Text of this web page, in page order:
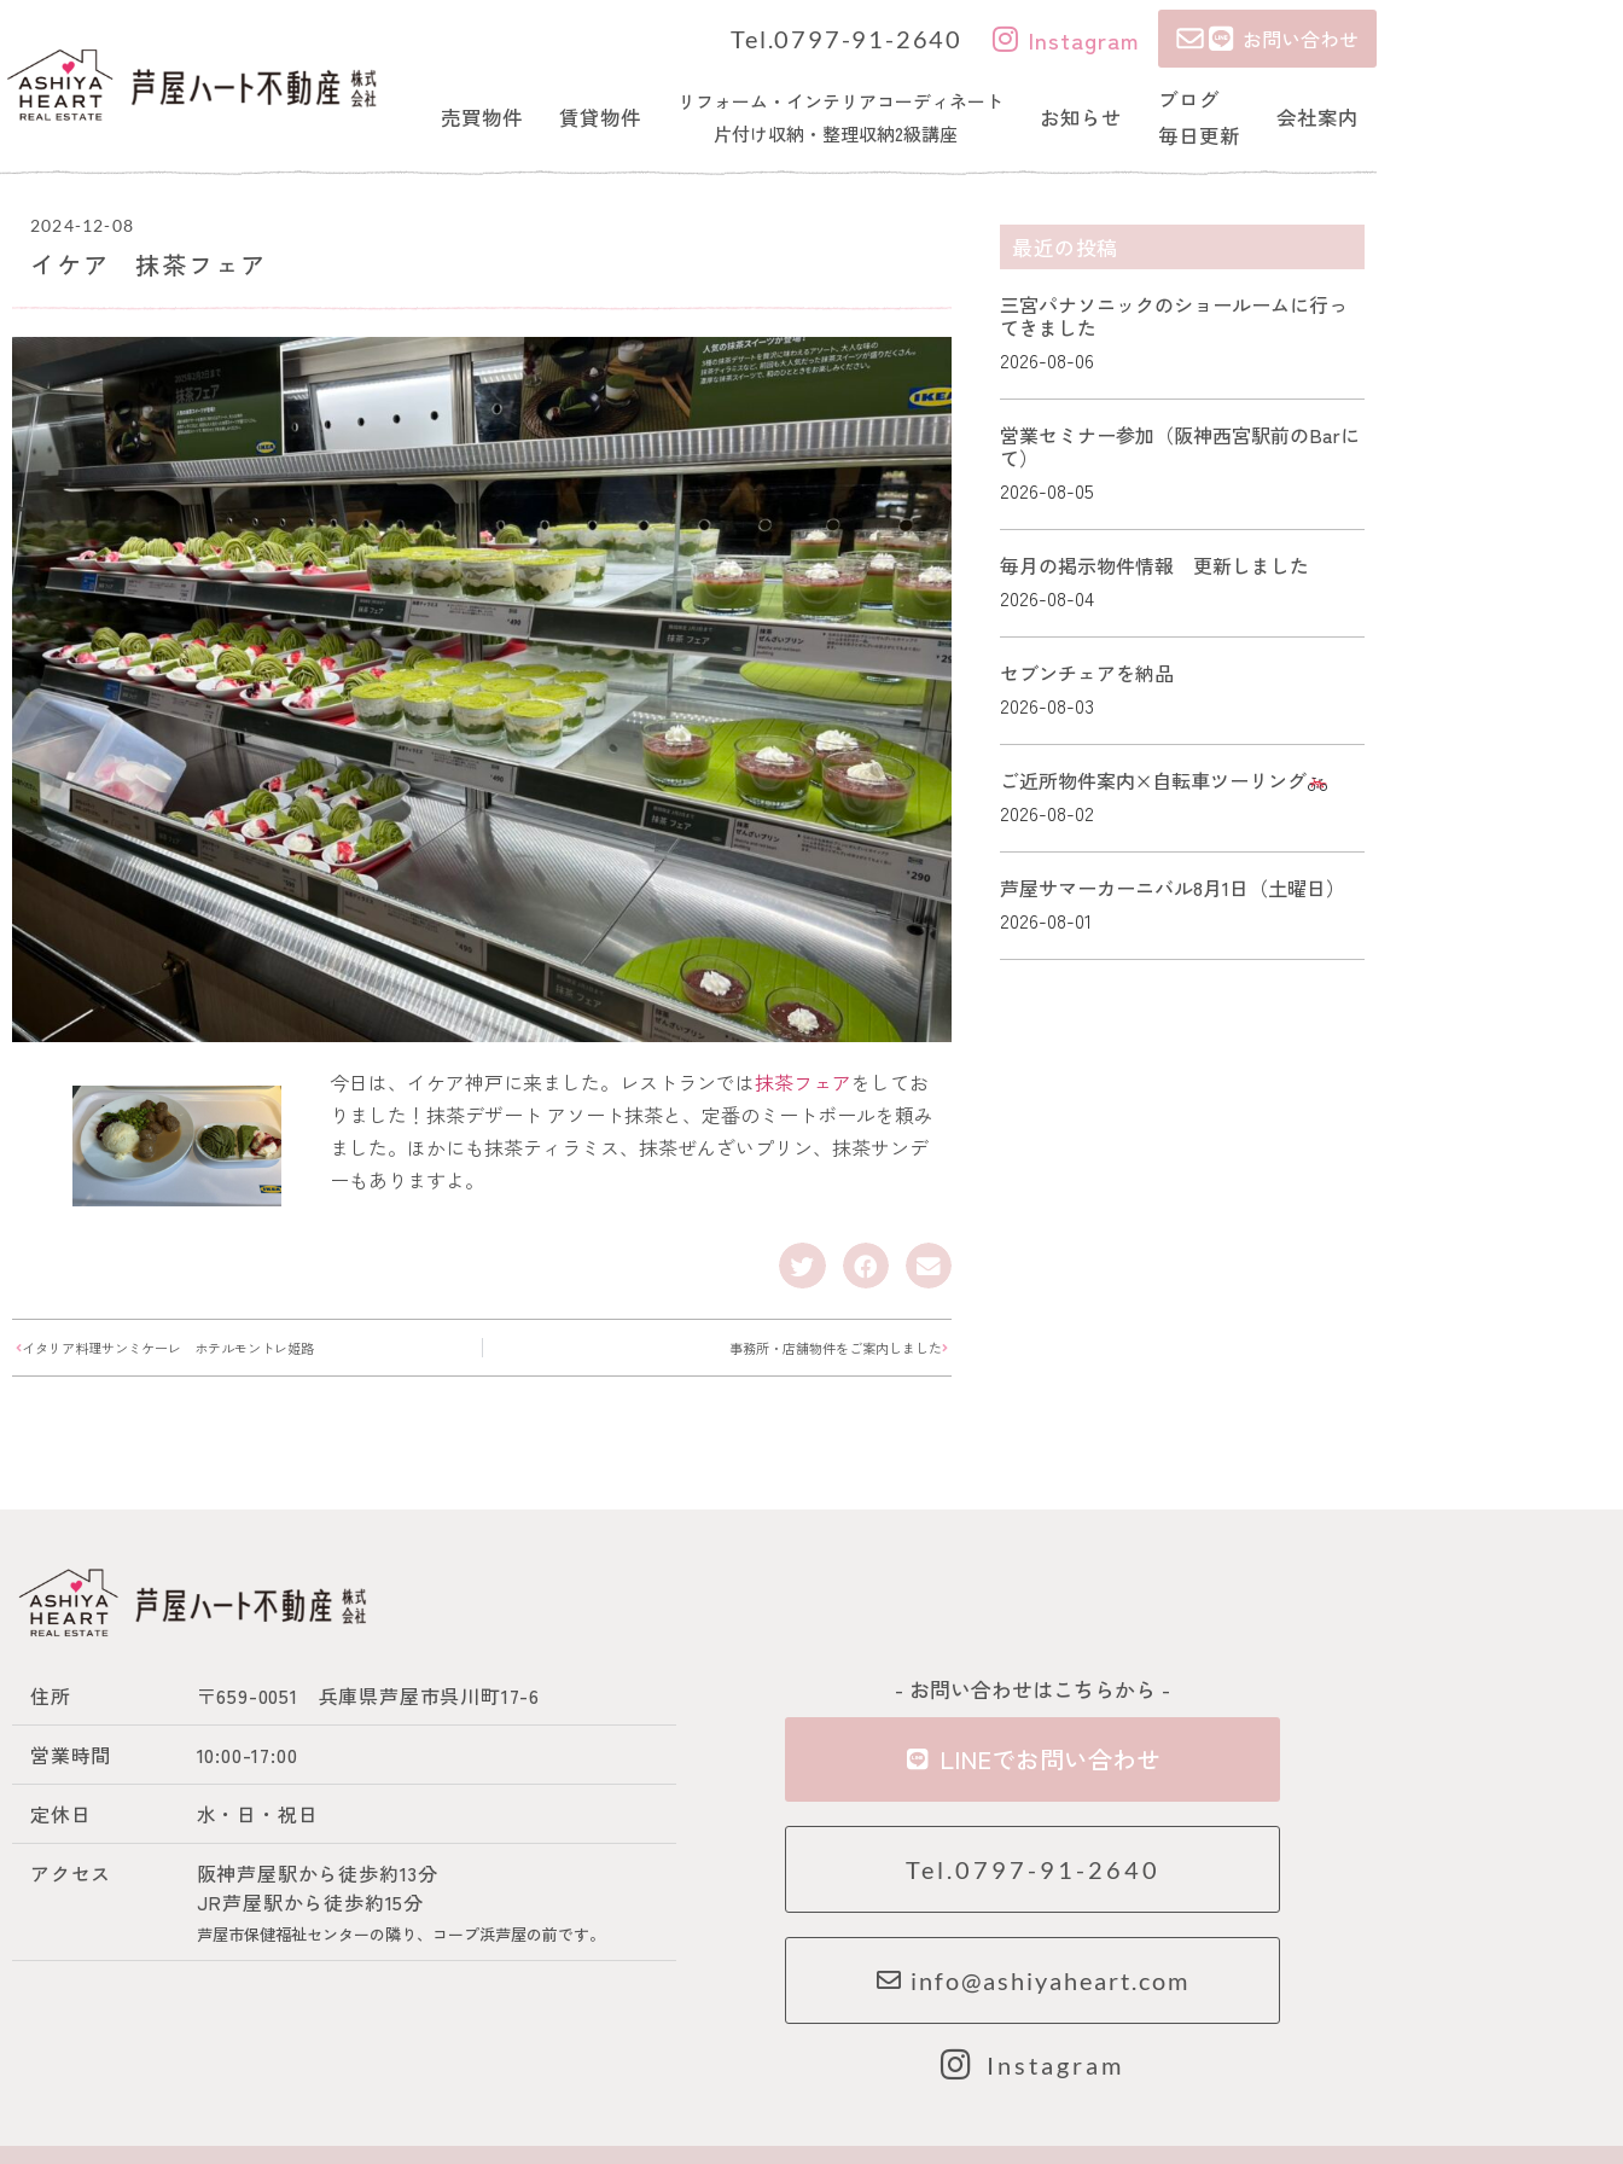
Tel.0797-91-2640 Instagram お問い合わせ
売買物件 賃貸物件
リフォーム・インテリアコーディネート
片付け収納・整理収納2級講座
お知らせ
ブログ
毎日更新
会社案内
2024-12-08
イケア 抹茶フェア
今日は、イケア神戸に来ました。レストランでは抹茶フェアをしてお
りました！抹茶デザート アソート抹茶と、定番のミートボールを頼み
ました。ほかにも抹茶ティラミス、抹茶ぜんざいプリン、抹茶サンデ
ーもありますよ。
イタリア料理サンミケーレ ホテルモントレ姫路 事務所・店舗物件をご案内しました
最近の投稿
三宮パナソニックのショールームに行っ
てきました
2026-08-06
営業セミナー参加（阪神西宮駅前のBarに
て）
2026-08-05
毎月の掲示物件情報 更新しました
2026-08-04
セブンチェアを納品
2026-08-03
ご近所物件案内×自転車ツーリング
2026-08-02
芦屋サマーカーニバル8月1日（土曜日）
2026-08-01
住所 〒659-0051 兵庫県芦屋市呉川町17-6
営業時間 10:00-17:00
定休日 水・日・祝日
アクセス
阪神芦屋駅から徒歩約13分
JR芦屋駅から徒歩約15分
芦屋市保健福祉センターの隣り、コープ浜芦屋の前です。
- お問い合わせはこちらから -
LINEでお問い合わせ
Tel.0797-91-2640
info@ashiyaheart.com
Instagram